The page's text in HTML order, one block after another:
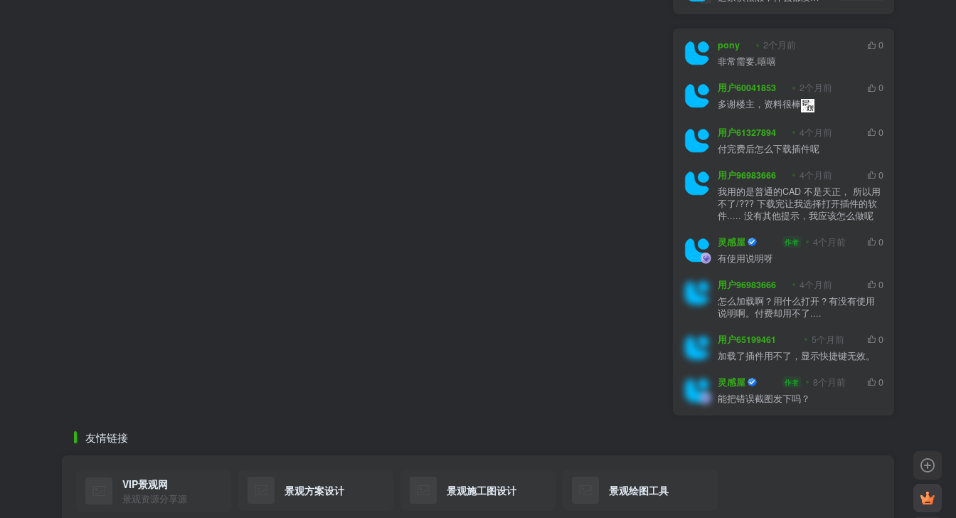
pony 2个月前
0
非常需要,嘻嘻
用户60041853 2个月前
0
多谢楼主，资料很棒
用户61327894 4个月前
0
付完费后怎么下载插件呢
用户96983666 4个月前
0
我用的是普通的CAD 不是天正， 所以用
不了/??? 下载完让我选择打开插件的软
件..... 没有其他提示，我应该怎么做呢
灵感屋 作者 4个月前
0
有使用说明呀
用户96983666 4个月前
0
怎么加载啊？用什么打开？有没有使用
说明啊。付费却用不了....
用户65199461 5个月前
0
加载了插件用不了，显示快捷键无效。
灵感屋 作者 8个月前
0
能把错误截图发下吗？
友情链接
VIP景观网
景观资源分享源
景观方案设计 景观施工图设计 景观绘图工具